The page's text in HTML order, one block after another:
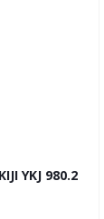
YKJ 980.2